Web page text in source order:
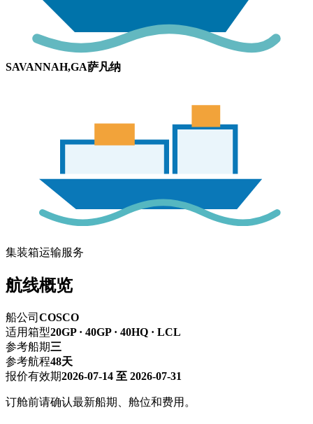
SAVANNAH,GA萨凡纳
集装箱运输服务
航线概览
船公司 COSCO
适用箱型20GP · 40GP · 40HQ · LCL
参考船期三
参考航程48天
报价有效期2026-07-14 至 2026-07-31
订舱前请确认最新船期、舱位和费用。